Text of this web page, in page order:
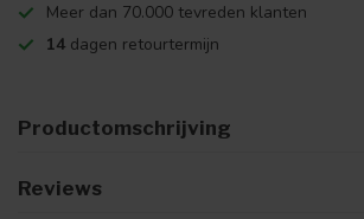
Meer dan 70.000 tevreden klanten
14 dagen retourtermijn
Productomschrijving
Reviews